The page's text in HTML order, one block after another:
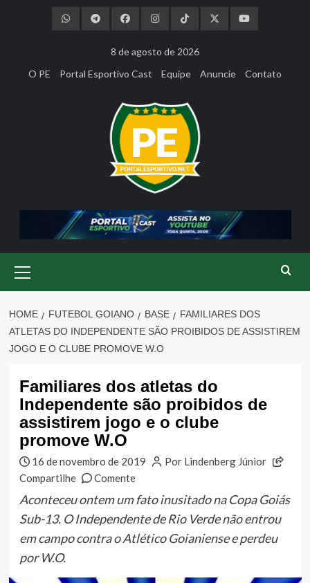
8 de agosto de 2026
O PE
Portal Esportivo Cast Equipe Anuncie Contato
Menu
HOME FUTEBOL GOIANO BASE
FAMILIARES DOS
ATLETAS DO INDEPENDENTE SÃO PROIBIDOS DE ASSISTIREM
JOGO E O CLUBE PROMOVE W.O
Familiares dos atletas do
Independente são proibidos de
assistirem jogo e o clube
promove W.O
16 de novembro de 2019
Por Lindenberg Júnior
Compartilhe
Comente
Aconteceu ontem um fato inusitado na Copa Goiás
Sub-13. O Independente de Rio Verde não entrou
em campo contra o Atlético Goianiense e perdeu
por W.O.